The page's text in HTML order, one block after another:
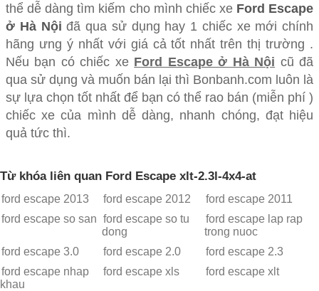
thể dễ dàng tìm kiếm cho mình chiếc xe Ford Escape
ở Hà Nội đã qua sử dụng hay 1 chiếc xe mới chính
hãng ưng ý nhất với giá cả tốt nhất trên thị trường .
Nếu bạn có chiếc xe Ford Escape ở Hà Nội cũ đã
qua sử dụng và muốn bán lại thì Bonbanh.com luôn là
sự lựa chọn tốt nhất để bạn có thể rao bán (miễn phí )
chiếc xe của mình dễ dàng, nhanh chóng, đạt hiệu
quả tức thì.
Từ khóa liên quan Ford Escape xlt-2.3l-4x4-at
ford escape 2013 ford escape 2012
ford escape 2011
ford escape so san
ford escape so tu
dong
ford escape lap rap
trong nuoc
ford escape 3.0
ford escape 2.0
ford escape 2.3
ford escape nhap
khau
ford escape xls ford escape xlt